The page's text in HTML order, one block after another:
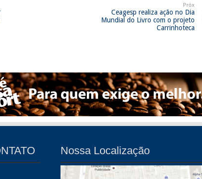
Próx
Ceagesp realiza ação no Dia
Mundial do Livro com o projeto
Carrinhoteca
Nossa Localização